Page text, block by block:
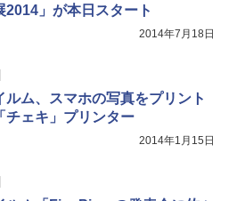
2014」が本日スタート
2014年7月18日
ルム、スマホの写真をプリント
チェキ」プリンター
2014年1月15日